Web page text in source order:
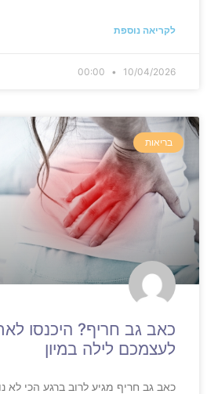
לקריאה נוספת
10/04/2026
בריאות
לעצמכם לילה במיון
כאב גב חריף מגיע לרוב ברגע הכי לא